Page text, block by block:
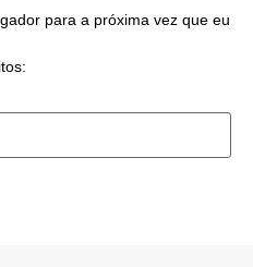
para a próxima vez que eu